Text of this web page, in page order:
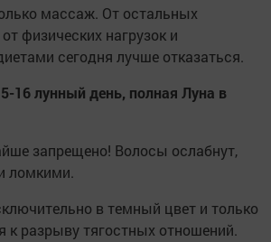
массаж. От остальных
физических нагрузок и
сегодня лучше отказаться.
16 лунный день, полная Луна в
запрещено! Волосы ослабнут,
ломкими.
в темный цвет и только
к разрыву тягостных отношений.